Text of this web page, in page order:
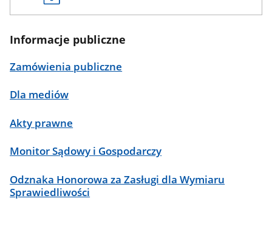
Informacje publiczne
Zamówienia publiczne
Dla mediów
Akty prawne
Monitor Sądowy i Gospodarczy
Odznaka Honorowa za Zasługi dla Wymiaru
Sprawiedliwości